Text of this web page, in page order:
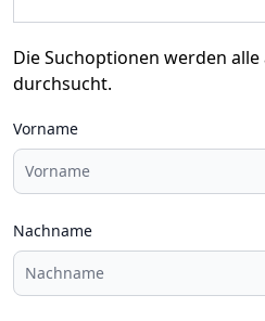
Die Suchoptionen werden
durchsucht.
Vorname
Nachname